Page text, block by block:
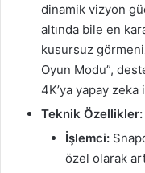
dinamik vizyon
altında bile en
kusursuz
Oyun Modu”,
4K’ya yapay
Teknik Özellikler:
İşlemci:
özel olarak